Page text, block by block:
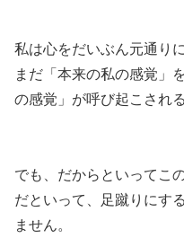
私は心をだいぶん元通り
まだ「本来の私の感覚」
の感覚」が呼び起こされ
でも、だからといってこ
だといって、足蹴りにす
ません。